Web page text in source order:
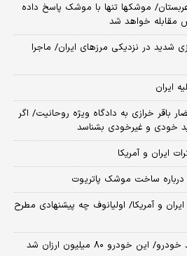
موشکها تنها با موشک پاسخ داده
مقابله خواهد شد
شدید در نزدیکی مرز‌های ایران/ ماجرا
ایران
باقر خرازی به دادگاه ویژه روحانیت/ اگر
خودی و غیرخودی بشناسد
ایران و آمریکا
درباره ساخت موشک پاتریوت
و آمریکا/ اولیانوف چه پیشنهادی مطرح
خودرو ۸۰ میلیون ارزان شد